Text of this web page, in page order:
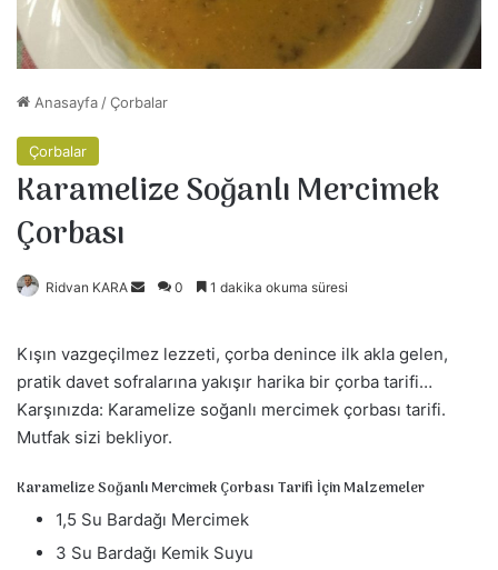
Anasayfa /Çorbalar
Çorbalar
Karamelize Soğanlı Mercimek
Çorbası
Ridvan KARA
-
p
o
a
g
0 1 dakika okuma süresi
Kışın vazgeçilmez lezzeti, çorba denince ilk akla gelen,
pratik davet sofralarına yakışır harika bir çorba tarifi…
Karşınızda: Karamelize soğanlı mercimek çorbası tarifi.
Mutfak sizi bekliyor.
Karamelize Soğanlı Mercimek Çorbası Tarifi İçin Malzemeler
1,5 Su Bardağı Mercimek
3 Su Bardağı Kemik Suyu